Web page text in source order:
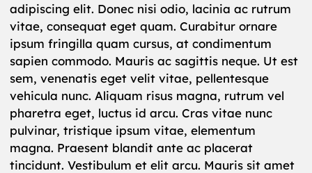
adipiscing elit. Donec nisi odio, lacinia ac rutrum
vitae, consequat eget quam. Curabitur ornare
ipsum fringilla quam cursus, at condimentum
sapien commodo. Mauris ac sagittis neque. Ut est
sem, venenatis eget velit vitae, pellentesque
vehicula nunc. Aliquam risus magna, rutrum vel
pharetra eget, luctus id arcu. Cras vitae nunc
pulvinar, tristique ipsum vitae, elementum
magna. Praesent blandit ante ac placerat
tincidunt. Vestibulum et elit arcu. Mauris sit amet